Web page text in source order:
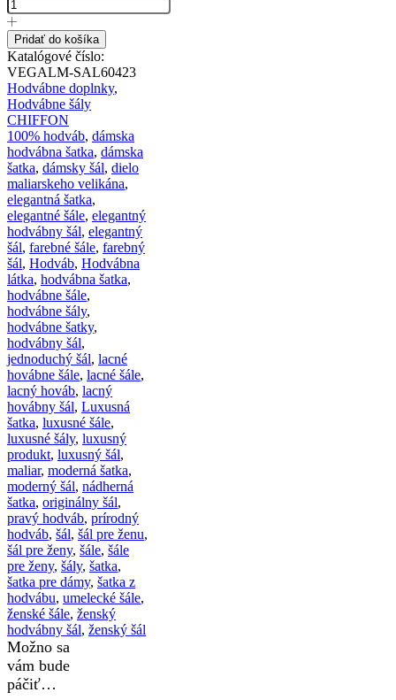
Pridať do košíka
Katalógové číslo:
VEGALM-SAL60423
Hodvábne doplnky,
Hodvábne šály
CHIFFON
100% hodváb, dámska
hodvábna šatka, dámska
šatka, dámsky šál, dielo
maliarskeho velikána,
elegantná šatka,
elegantné šále, elegantný
hodvábny šál, elegantný
šál, farebné šále, farebný
šál, Hodváb, Hodvábna
látka, hodvábna šatka,
hodvábne šále,
hodvábne šály,
hodvábne šatky,
hodvábny šál,
jednoduchý šál, lacné
hovábne šále, lacné šále,
lacný hováb, lacný
hovábny šál, Luxusná
šatka, luxusné šále,
luxusné šály, luxusný
produkt, luxusný šál,
maliar, moderná šatka,
moderný šál, nádherná
šatka, originálny šál,
pravý hodváb, prírodný
hodváb, šál, šál pre ženu,
šál pre ženy, šále, šále
pre ženy, šály, šatka,
šatka pre dámy, šatka z
hodvábu, umelecké šále,
ženské šále, ženský
hodvábny šál, ženský šál
Možno sa
vám bude
páčiť…